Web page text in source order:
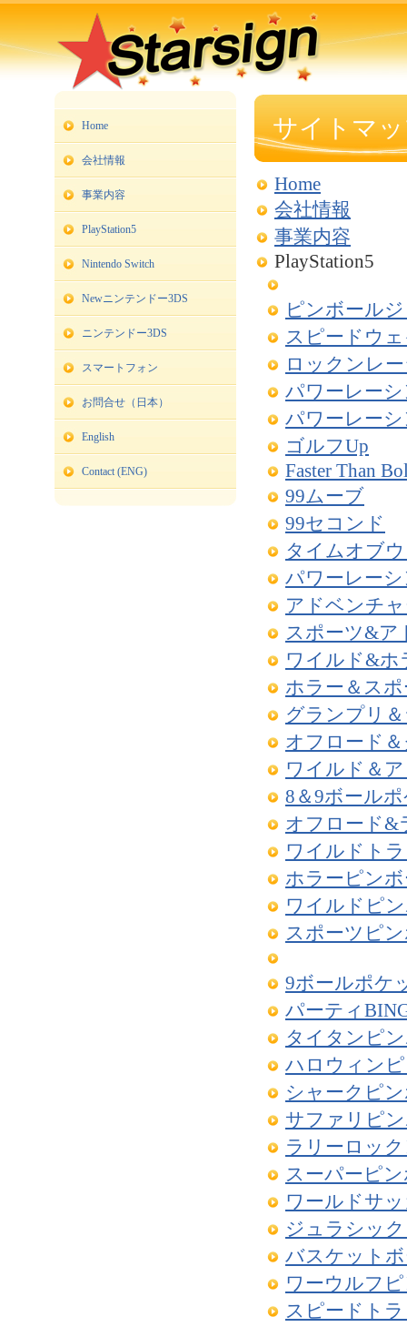
Home
会社情報
事業内容
PlayStation5
Nintendo Switch
Newニンテンドー3DS
ニンテンドー3DS
スマートフォン
お問合せ（日本）
English
Contact (ENG)
サイトマ
Home
会社情報
事業内容
PlayStation5
ピンボール
スピードウ
ロックンレ
パワーレー
パワーレー
ゴルフUp
Faster Than
99ムーブ
99セコンド
タイムオブ
パワーレー
アドベンチ
スポーツ&ア
ワイルド&ホ
ホラー＆スポ
グランプリ
オフロード
ワイルド＆
8＆9ボール
オフロード&
ワイルドト
ホラーピン
ワイルドピ
スポーツピ
9ボールポケ
パーティ
タイタンピ
ハロウィン
シャークピ
サファリピ
ラリーロッ
スーパーピ
ワールドサ
ジュラシッ
バスケット
ワーウルフ
スピードト